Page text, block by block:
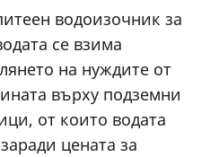
водоизочник за
се взима
на нуждите от
върху подземни
от които водата
цената за